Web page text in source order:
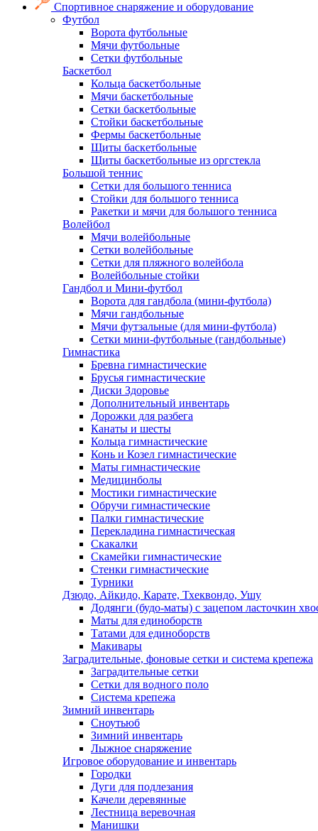
Спортивное снаряжение и оборудование
Футбол
Ворота футбольные
Мячи футбольные
Сетки футбольные
Баскетбол
Кольца баскетбольные
Мячи баскетбольные
Сетки баскетбольные
Стойки баскетбольные
Фермы баскетбольные
Щиты баскетбольные
Щиты баскетбольные из оргстекла
Большой теннис
Сетки для большого тенниса
Стойки для большого тенниса
Ракетки и мячи для большого тенниса
Волейбол
Мячи волейбольные
Сетки волейбольные
Сетки для пляжного волейбола
Волейбольные стойки
Гандбол и Мини-футбол
Ворота для гандбола (мини-футбола)
Мячи гандбольные
Мячи футзальные (для мини-футбола)
Сетки мини-футбольные (гандбольные)
Гимнастика
Бревна гимнастические
Брусья гимнастические
Диски Здоровье
Дополнительный инвентарь
Дорожки для разбега
Канаты и шесты
Кольца гимнастические
Конь и Козел гимнастические
Маты гимнастические
Медицинболы
Мостики гимнастические
Обручи гимнастические
Палки гимнастические
Перекладина гимнастическая
Скакалки
Скамейки гимнастические
Стенки гимнастические
Турники
Дзюдо, Айкидо, Карате, Тхеквондо, Ушу
Додянги (будо-маты) с зацепом ласточкин
Маты для единоборств
Татами для единоборств
Макивары
Заградительные, фоновые сетки и система крепежа
Заградительные сетки
Сетки для водного поло
Система крепежа
Зимний инвентарь
Сноутьюб
Зимний инвентарь
Лыжное снаряжение
Игровое оборудование и инвентарь
Городки
Дуги для подлезания
Качели деревянные
Лестница веревочная
Манишки